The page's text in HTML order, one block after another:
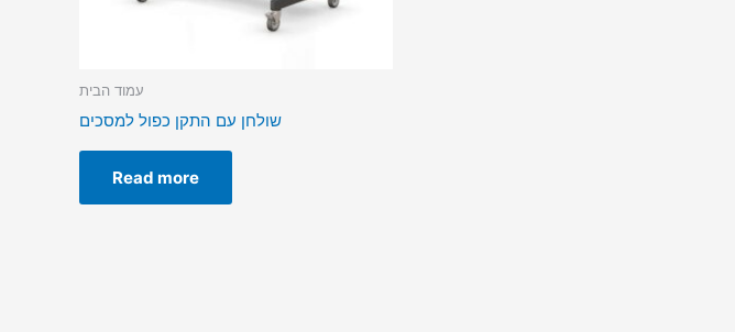
עמוד הבית
שולחן עם התקן כפול למסכים
Read more